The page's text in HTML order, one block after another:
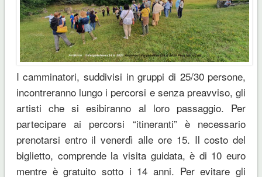
I camminatori, suddivisi in gruppi di 25/30 persone,
incontreranno lungo i percorsi e senza preavviso, gli
artisti che si esibiranno al loro passaggio. Per
partecipare ai percorsi “itineranti” è necessario
prenotarsi entro il venerdì alle ore 15. Il costo del
biglietto, comprende la visita guidata, è di 10 euro
mentre è gratuito sotto i 14 anni. Per evitare gli